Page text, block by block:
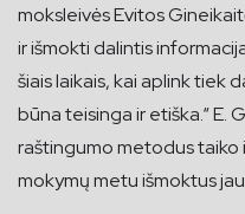
moksleivės Evitos
ir išmokti dalintis
šiais laikais, kai aplink tiek
būna teisinga ir etiška.“ E.
raštingumo metodus taiko
mokymų metu išmoktus